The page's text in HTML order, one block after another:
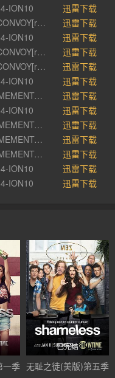
ION10
迅雷下载
Shameless.US.S09E03.WEB.h264-CONVOY[rartv]
迅雷下载
ION10
迅雷下载
Shameless.US.S09E05.WEB.h264-CONVOY[rartv]
迅雷下载
Shameless.US.S09E06.WEB.h264-CONVOY[rartv]
迅雷下载
ION10
迅雷下载
Shameless.US.S09E08.WEB.H264-MEMENTO[rartv]
迅雷下载
ION10
迅雷下载
Shameless.US.S09E10.WEB.H264-MEMENTO[rartv]
迅雷下载
Shameless.US.S09E11.WEB.H264-MEMENTO[rartv]
迅雷下载
Shameless.US.S09E12.WEB.H264-MEMENTO[rartv]
迅雷下载
ION10
迅雷下载
ION10
迅雷下载
一季
已完结
无耻之徒(美版)第五季